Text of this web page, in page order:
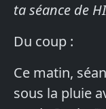
ta séance de
Du coup :
Ce matin,
sous la pluie